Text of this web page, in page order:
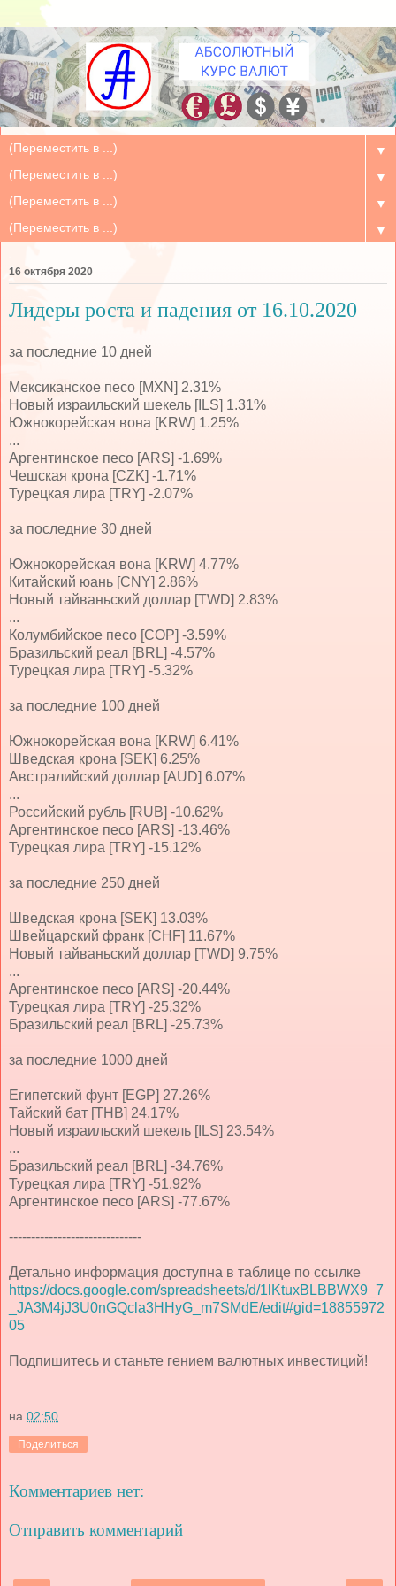
▼
▼
▼
▼
16 октября 2020
Лидеры роста и падения от 16.10.2020
за последние 10 дней
Мексиканское песо [MXN] 2.31%
Новый израильский шекель [ILS] 1.31%
Южнокорейская вона [KRW] 1.25%
...
Аргентинское песо [ARS] -1.69%
Чешская крона [CZK] -1.71%
Турецкая лира [TRY] -2.07%
за последние 30 дней
Южнокорейская вона [KRW] 4.77%
Китайский юань [CNY] 2.86%
Новый тайваньский доллар [TWD] 2.83%
...
Колумбийское песо [COP] -3.59%
Бразильский реал [BRL] -4.57%
Турецкая лира [TRY] -5.32%
за последние 100 дней
Южнокорейская вона [KRW] 6.41%
Шведская крона [SEK] 6.25%
Австралийский доллар [AUD] 6.07%
...
Российский рубль [RUB] -10.62%
Аргентинское песо [ARS] -13.46%
Турецкая лира [TRY] -15.12%
за последние 250 дней
Шведская крона [SEK] 13.03%
Швейцарский франк [CHF] 11.67%
Новый тайваньский доллар [TWD] 9.75%
...
Аргентинское песо [ARS] -20.44%
Турецкая лира [TRY] -25.32%
Бразильский реал [BRL] -25.73%
за последние 1000 дней
Египетский фунт [EGP] 27.26%
Тайский бат [THB] 24.17%
Новый израильский шекель [ILS] 23.54%
...
Бразильский реал [BRL] -34.76%
Турецкая лира [TRY] -51.92%
Аргентинское песо [ARS] -77.67%
------------------------------
Детально информация доступна в таблице по ссылке
https://docs.google.com/spreadsheets/d/1lKtuxBLBBWX9_7
_JA3M4jJ3U0nGQcla3HHyG_m7SMdE/edit#gid=18855972
05
Подпишитесь и станьте гением валютных инвестиций!
на 02:50
Поделиться
Комментариев нет:
Отправить комментарий